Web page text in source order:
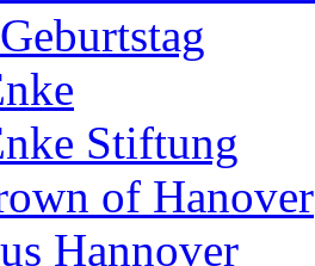
Stiftung
of Hanover
Hannover